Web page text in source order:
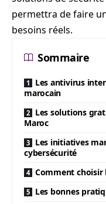
permettra de faire
besoins réels.
Sommaire
Les antivirus
marocain
Les solutions
Maroc
Les initiatives
cybersécurité
Comment choisir
Les bonnes